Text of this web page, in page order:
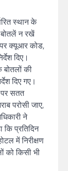
स्थान के
बोतलें न रखें
पर क्यूआर कोड,
दिए।
बोतलों की
दिए गए।
पर सतत
परोसी जाए,
ने
कि प्रतिदिन
में निरीक्षण
को किसी भी